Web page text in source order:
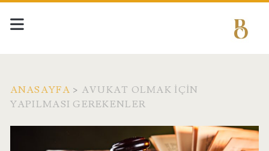
ANASAYFA > AVUKAT OLMAK İÇIN
YAPILMASI GEREKENLER